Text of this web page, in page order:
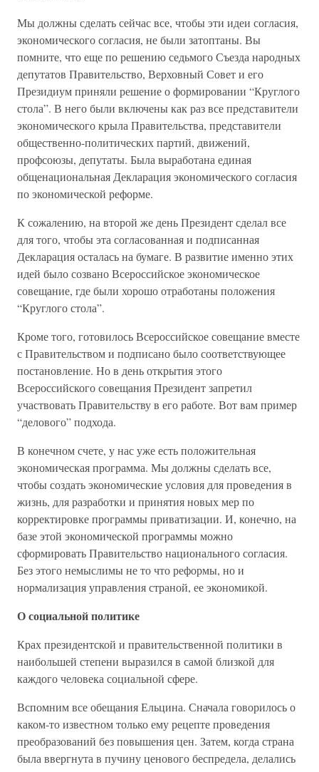
Мы должны сделать сейчас все, чтобы эти идеи согласия,
экономического согласия, не были затоптаны. Вы
помните, что еще по решению седьмого Съезда народных
депутатов Правительство, Верховный Совет и его
Президиум приняли решение о формировании “Круглого
стола”. В него были включены как раз все представители
экономического крыла Правительства, представители
общественно-политических партий, движений,
профсоюзы, депутаты. Была выработана единая
общенациональная Декларация экономического согласия
по экономической реформе.
К сожалению, на второй же день Президент сделал все
для того, чтобы эта согласованная и подписанная
Декларация осталась на бумаге. В развитие именно этих
идей было созвано Всероссийское экономическое
совещание, где были хорошо отработаны положения
“Круглого стола”.
Кроме того, готовилось Всероссийское совещание вместе
с Правительством и подписано было соответствующее
постановление. Но в день открытия этого
Всероссийского совещания Президент запретил
участвовать Правительству в его работе. Вот вам пример
“делового” подхода.
В конечном счете, у нас уже есть положительная
экономическая программа. Мы должны сделать все,
чтобы создать экономические условия для проведения в
жизнь, для разработки и принятия новых мер по
корректировке программы приватизации. И, конечно, на
базе этой экономической программы можно
сформировать Правительство национального согласия.
Без этого немыслимы не то что реформы, но и
нормализация управления страной, ее экономикой.
О социальной политике
Крах президентской и правительственной политики в
наибольшей степени выразился в самой близкой для
каждого человека социальной сфере.
Вспомним все обещания Ельцина. Сначала говорилось о
каком-то известном только ему рецепте проведения
преобразований без повышения цен. Затем, когда страна
была ввергнута в пучину ценового беспредела, делались